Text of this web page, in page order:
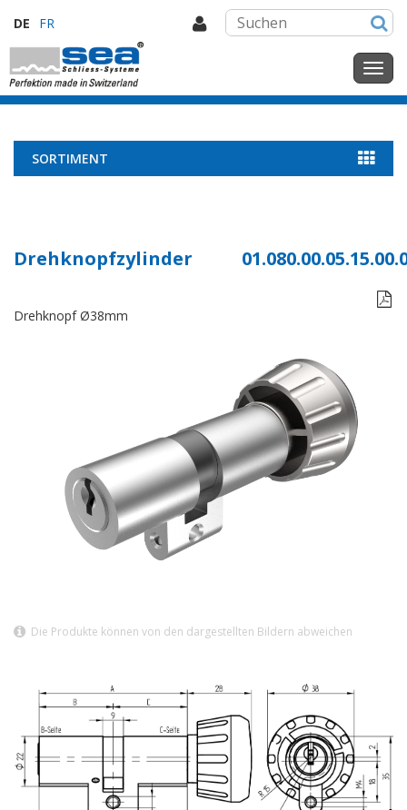
DE FR
SORTIMENT
Drehknopfzylinder

Drehknopf Ø38mm
Die Produkte können von den dargestellten Bildern abweichen